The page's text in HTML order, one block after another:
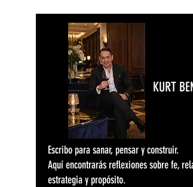
KURT
Escribo para sanar, pensar y construir.
Aquí encontrarás reflexiones sobre fe,
estrategia y propósito.